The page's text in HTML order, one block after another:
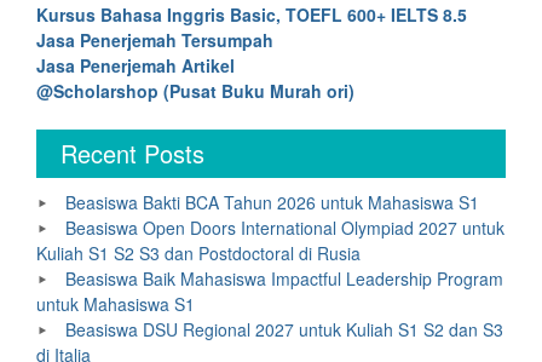
Kursus Bahasa Inggris Basic, TOEFL 600+ IELTS 8.5
Jasa Penerjemah Tersumpah
Jasa Penerjemah Artikel
@Scholarshop (Pusat Buku Murah ori)
Recent Posts
Beasiswa Bakti BCA Tahun 2026 untuk Mahasiswa S1
Beasiswa Open Doors International Olympiad 2027 untuk
Kuliah S1 S2 S3 dan Postdoctoral di Rusia
Beasiswa Baik Mahasiswa Impactful Leadership Program
untuk Mahasiswa S1
Beasiswa DSU Regional 2027 untuk Kuliah S1 S2 dan S3
di Italia